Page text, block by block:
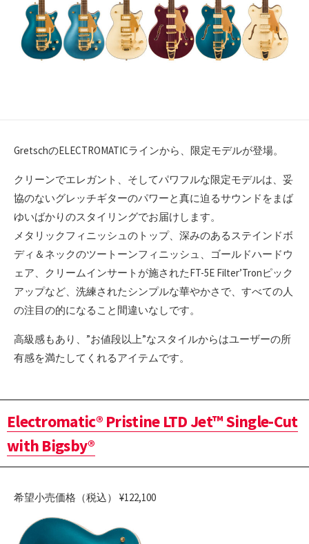
GretschのELECTROMATICラインから、限定モデルが登場。
クリーンでエレガント、そしてパワフルな限定モデルは、妥
協のないグレッチギターのパワーと真に迫るサウンドをまば
ゆいばかりのスタイリングでお届けします。
メタリックフィニッシュのトップ、深みのあるステインドボ
ディ＆ネックのツートーンフィニッシュ、ゴールドハードウ
ェア、クリームインサートが施されたFT-5E Filter’Tronピック
アップなど、洗練されたシンプルな華やかさで、すべての人
の注目の的になること間違いなしです。
高級感もあり、”お値段以上”なスタイルからはユーザーの所
有感を満たしてくれるアイテムです。
Electromatic® Pristine LTD Jet™ Single-Cut
with Bigsby®
希望小売価格（税込） ¥122,100